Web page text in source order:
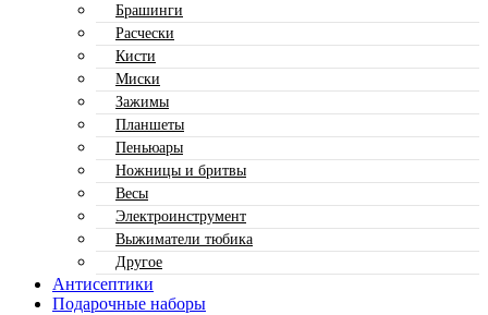
Брашинги
Расчески
Кисти
Миски
Зажимы
Планшеты
Пеньюары
Ножницы и бритвы
Весы
Электроинструмент
Выжиматели тюбика
Другое
Антисептики
Подарочные наборы